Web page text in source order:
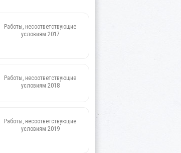
Работы, несоответствующие
условиям 2017
Работы, несоответствующие
условиям 2018
Работы, несоответствующие
условиям 2019